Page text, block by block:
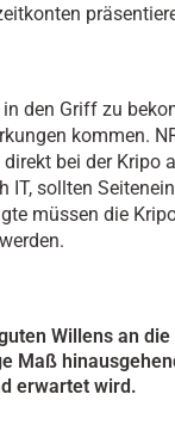
den Griff zu
kommen.
bei der Kripo
IT, sollten
müssen die
Willens an
Maß
erwartet wird.